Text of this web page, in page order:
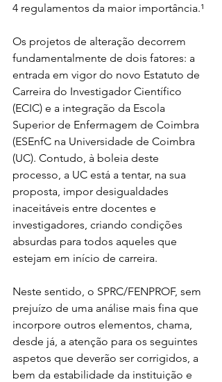
4 regulamentos da maior importância.¹
Os projetos de alteração decorrem
fundamentalmente de dois fatores: a
entrada em vigor do novo Estatuto de
Carreira do Investigador Científico
(ECIC) e a integração da Escola
Superior de Enfermagem de Coimbra
(ESEnfC na Universidade de Coimbra
(UC). Contudo, à boleia deste
processo, a UC está a tentar, na sua
proposta, impor desigualdades
inaceitáveis entre docentes e
investigadores, criando condições
absurdas para todos aqueles que
estejam em início de carreira.
Neste sentido, o SPRC/FENPROF, sem
prejuízo de uma análise mais fina que
incorpore outros elementos, chama,
desde já, a atenção para os seguintes
aspetos que deverão ser corrigidos, a
bem da estabilidade da instituição e